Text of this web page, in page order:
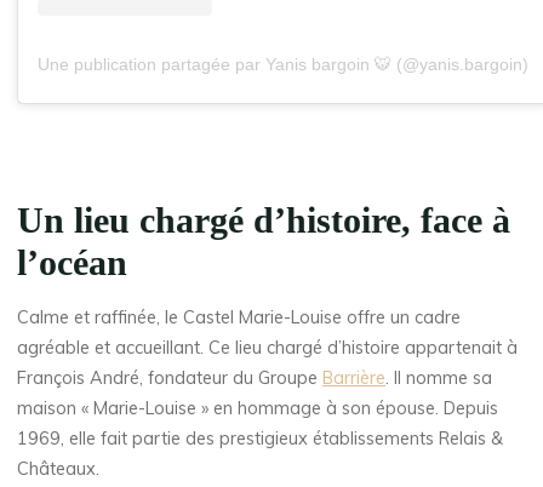
Une publication partagée par Yanis bargoin 🐯 (@yanis.bargoin)
Un lieu chargé d’histoire, face à
l’océan
Calme et raffinée, le Castel Marie-Louise offre un cadre
agréable et accueillant. Ce lieu chargé d’histoire appartenait à
François André, fondateur du Groupe Barrière. Il nomme sa
maison « Marie-Louise » en hommage à son épouse. Depuis
1969, elle fait partie des prestigieux établissements Relais &
Châteaux.